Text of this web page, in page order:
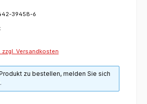
39458-6
zzgl. Versandkosten
zu bestellen, melden Sie sich